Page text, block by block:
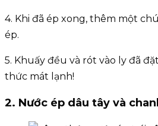
4. Khi đã ép xong, thêm một
ép.
5. Khuấy đều và rót vào ly đã
thức mát lạnh!
2. Nước ép dâu tây và